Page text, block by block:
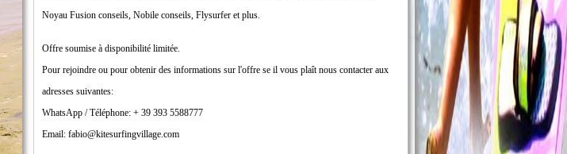
Noyau Fusion conseils, Nobile conseils, Flysurfer et plus.
Offre soumise à disponibilité limitée.
Pour rejoindre ou pour obtenir des informations sur l'offre se il vous plaît nous contacter aux
adresses suivantes:
WhatsApp / Téléphone: + 39 393 5588777
Email: fabio@kitesurfingvillage.com